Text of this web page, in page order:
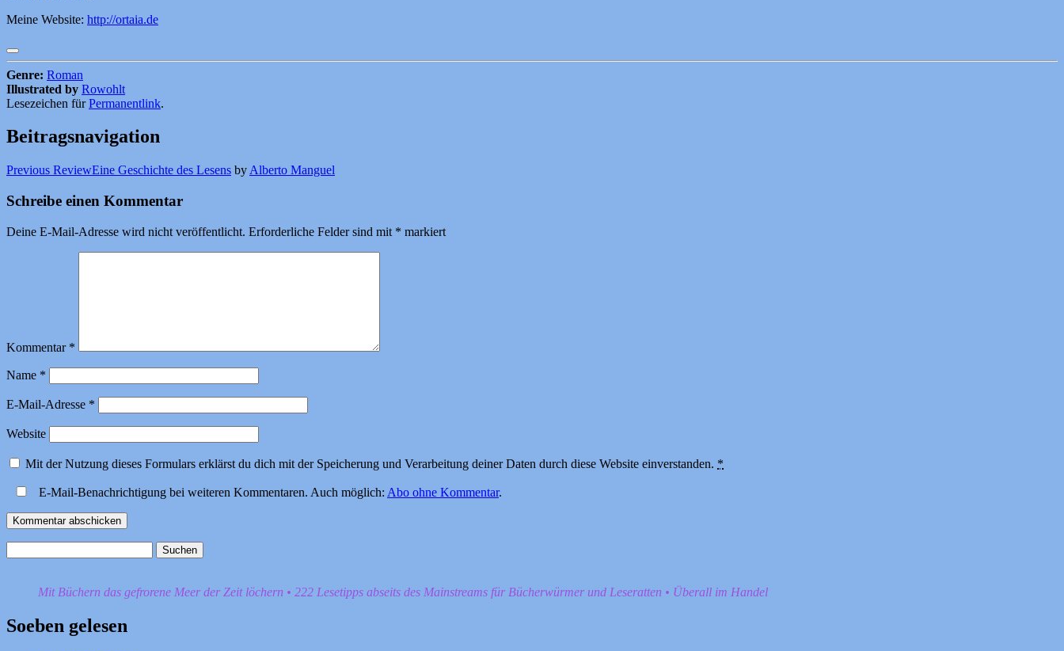
Meine Website: http://ortaia.de
Genre: Roman
Illustrated by Rowohlt
Lesezeichen fürPermanentlink.
Beitragsnavigation
Previous ReviewEine Geschichte des Lesens by Alberto Manguel
Schreibe einen Kommentar
Deine E-Mail-Adresse wird nicht veröffentlicht. Erforderliche Felder sind mit * markiert
Kommentar *
Name *
E-Mail-Adresse *
Website
Mit der Nutzung dieses Formulars erklärst du dich mit der Speicherung und Verarbeitung deiner Daten durch diese Website einverstanden. *
E-Mail-Benachrichtigung bei weiteren Kommentaren. Auch möglich: Abo ohne Kommentar.
nach:
Mit Büchern das gefrorene Meer der Zeit löchern • 222 Lesetipps abseits des Mainstreams für Bücherwürmer und Leseratten • Überall im Handel
Soeben gelesen